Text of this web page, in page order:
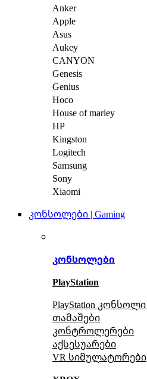
Anker
Apple
Asus
Aukey
CANYON
Genesis
Genius
Hoco
House of marley
HP
Kingston
Logitech
Samsung
Sony
Xiaomi
კონსოლები | Gaming
კონსოლები
PlayStation
PlayStation კონსოლი
თამაშები
კონტროლერები
აქსესუარები
VR სიმულატორები